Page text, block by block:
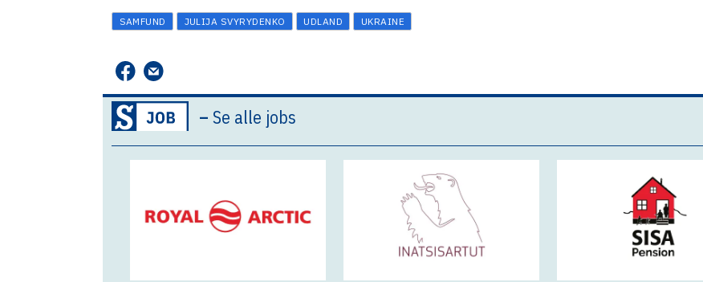
SAMFUND JULIJA SVYRYDENKO UDLAND UKRAINE
– Se alle jobs